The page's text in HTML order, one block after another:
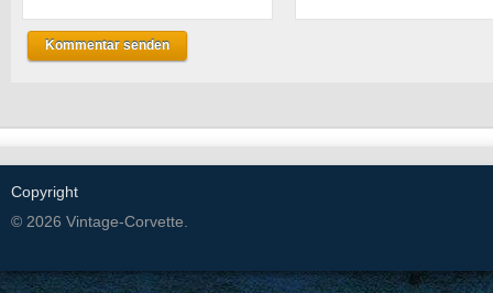
Copyright
© 2026 Vintage-Corvette.